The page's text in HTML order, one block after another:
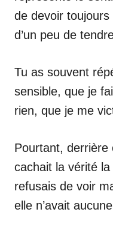
de devoir toujours
d’un peu de
Tu as souvent
sensible, que je
rien, que je me
Pourtant, derrière
cachait la vérité
refusais de voir
elle n’avait